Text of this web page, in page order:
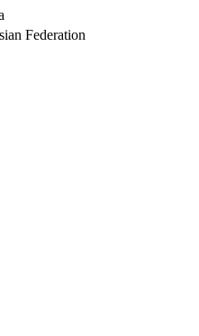
Federation